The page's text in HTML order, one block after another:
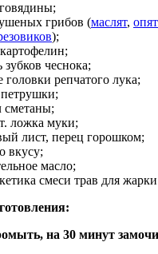
грибов (маслят, опят
);
зубков чеснока;
головки репчатого лука;
сметаны;
ложка муки;
лист, перец горошком;
вкусу;
масло;
смеси трав для
на 30 минут